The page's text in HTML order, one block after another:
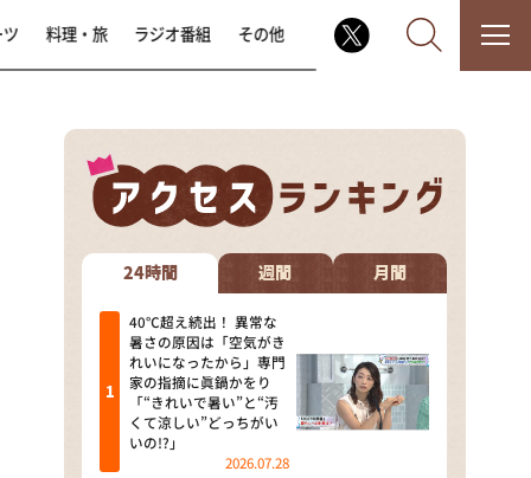
なるみ・岡村の過ぎるTV
相席食堂
これ余談なんですけど・・・
～人生密着トークバラエティ！
～ やすとものいたって真剣です
探偵！ナイトスクープ
料理・旅 ラジオ番組 その他
24時間 週間 月間
40℃超え続出！ 異常な
暑さの原因は「空気がき
れいになったから」専門
家の指摘に眞鍋かをり
「“きれいで暑い”と“汚
くて涼しい”どっちがい
いの!?」
2026.07.28